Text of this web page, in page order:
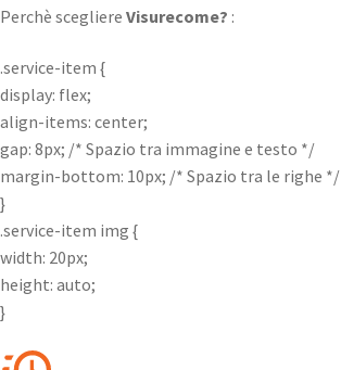
Perchè scegliere Visurecome? :
.service-item {
display: flex;
align-items: center;
gap: 8px; /* Spazio tra immagine e testo */
margin-bottom: 10px; /* Spazio tra le righe */
}
.service-item img {
width: 20px;
height: auto;
}